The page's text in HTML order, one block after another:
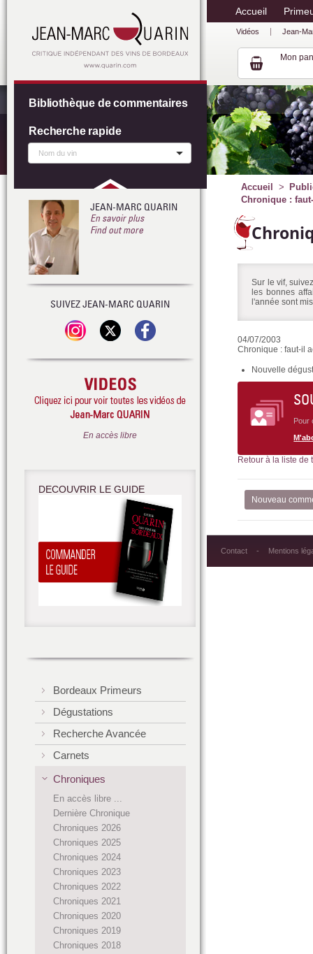
Accueil
Vidéos Jean-
Mon
Accueil
Chronique :
Sur le vif,
les bonnes
l'année sont
04/07/2003
Chronique : faut-il
Nouvelle
Pour
Retour à la liste de
Nouveau
Contact Mentions
Bibliothèque de commentaires
Recherche rapide
JEAN-MARC QUARIN
En savoir plus
Find out more
SUIVEZ JEAN-MARC QUARIN
En accès libre
DECOUVRIR LE GUIDE
Bordeaux Primeurs
Dégustations
Recherche Avancée
Carnets
Chroniques
En accès libre ...
Dernière Chronique
Chroniques 2026
Chroniques 2025
Chroniques 2024
Chroniques 2023
Chroniques 2022
Chroniques 2021
Chroniques 2020
Chroniques 2019
Chroniques 2018